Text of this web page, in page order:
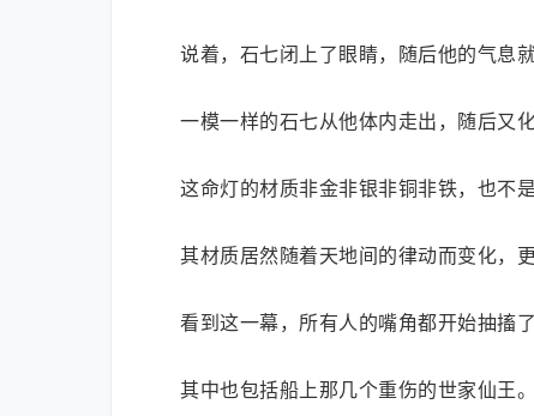
说着，石七闭上了眼睛，随后他的气息
一模一样的石七从他体内走出，随后又
这命灯的材质非金非银非铜非铁，也不是
其材质居然随着天地间的律动而变化，
看到这一幕，所有人的嘴角都开始抽搐了
其中也包括船上那几个重伤的世家仙王。